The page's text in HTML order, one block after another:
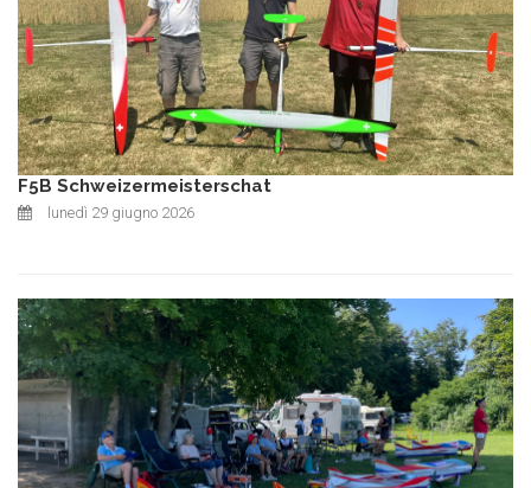
F5B Schweizermeisterschat
lunedì 29 giugno 2026